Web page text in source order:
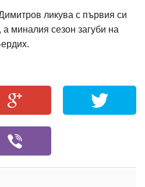
ликува с първия си
, а миналия сезон загуби на